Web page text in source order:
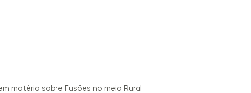
matéria sobre Fusões no meio Rural